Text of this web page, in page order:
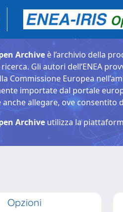
Archive è l’archivio della
Gli autori dell’ENEA
Commissione Europea
importate dal portale
allegare, ove
Archive utilizza la
Opzioni